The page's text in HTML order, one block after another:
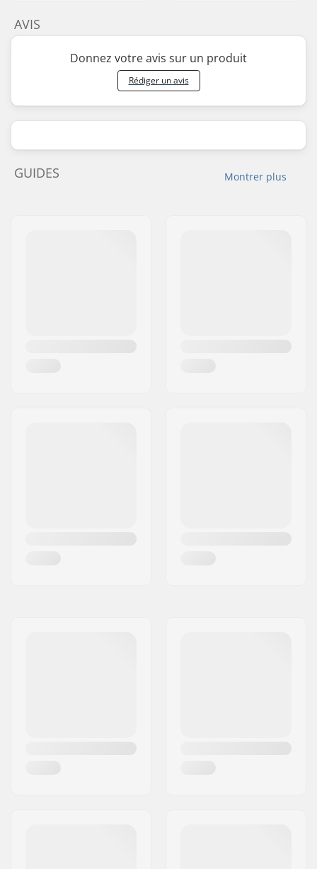
AVIS
Donnez votre avis sur un produit
Rédiger un avis
Montrer plus
GUIDES